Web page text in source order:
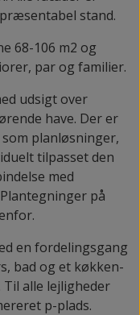
stand.
68-106 m2 og
par og familier.
udsigt over
have. Der er
planløsninger,
tilpasset den
med
på
en fordelingsgang
bad og et køkken-
alle lejligheder
p-plads.